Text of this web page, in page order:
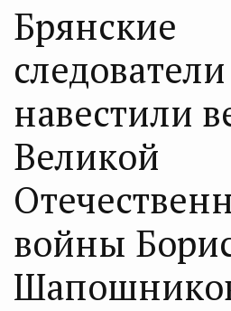
Брянские
следователи
навестили
Великой
войны